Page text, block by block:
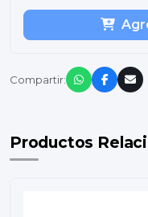
Compartir:
Productos